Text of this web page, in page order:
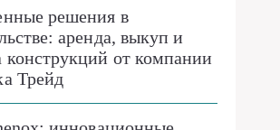
решения в
аренда, выкуп и
конструкций от компании
Трейд